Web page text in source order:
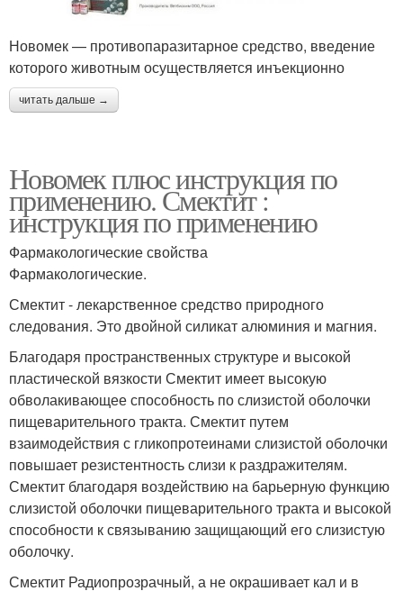
Новомек — противопаразитарное средство, введение
которого животным осуществляется инъекционно
читать дальше →
Новомек плюс инструкция по
применению. Смектит :
инструкция по применению
Фармакологические свойства
Фармакологические.
Смектит - лекарственное средство природного
следования. Это двойной силикат алюминия и магния.
Благодаря пространственных структуре и высокой
пластической вязкости Смектит имеет высокую
обволакивающее способность по слизистой оболочки
пищеварительного тракта. Смектит путем
взаимодействия с гликопротеинами слизистой оболочки
повышает резистентность слизи к раздражителям.
Смектит благодаря воздействию на барьерную функцию
слизистой оболочки пищеварительного тракта и высокой
способности к связыванию защищающий его слизистую
оболочку.
Смектит Радиопрозрачный, а не окрашивает кал и в